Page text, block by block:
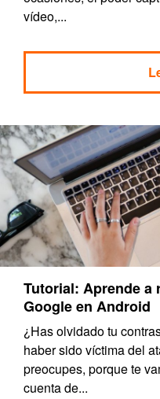
vídeo,...
Tutorial: Aprende a
Google en Android
¿Has olvidado tu
haber sido víctima del
preocupes, porque te
cuenta de...